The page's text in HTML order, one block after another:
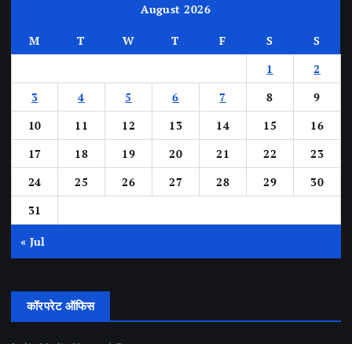
August 2026
M T W T F S
S
1
2
3
4 5 6 7 8
9
10
11 12 13 14 15
16
17
18 19 20 21 22
23
24
25 26 27 28 29
30
31
« Jul
कॉरपरेट ऑफिस